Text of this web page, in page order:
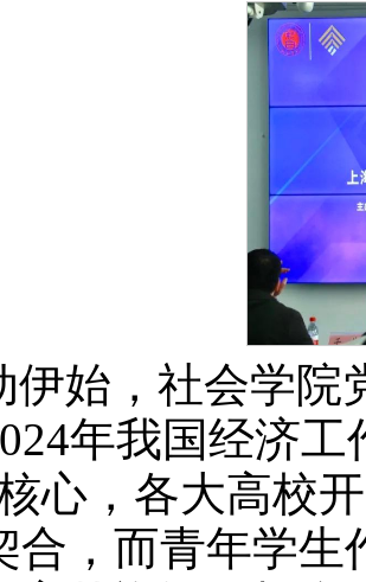
伊始，社会学院
年我国经济
心，各大高校
合，而青年学生